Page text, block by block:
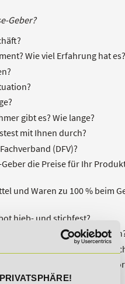
Geber?
Wie viel Erfahrung hat es?
gibt es? Wie lange?
mit Ihnen durch?
(DFV)?
die Preise für Ihr
und Waren zu 100 % beim
hieb- und stichfest?
und Franchise-Paket zu
Erfahrung
Schulung für die